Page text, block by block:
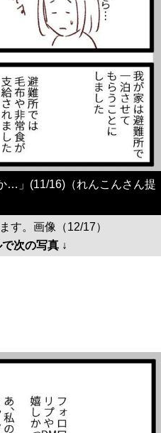
…」(11/16)（れんこんさん提
す。画像（12/17）
次の写真 ↓